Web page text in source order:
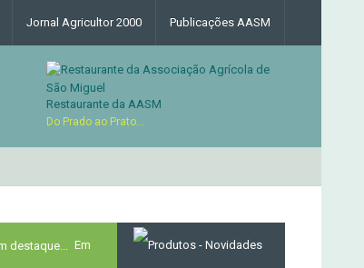
Jornal Agricultor 2000 Publicações AASM
Restaurante da AASM
Do Prado ao Prato...
Em